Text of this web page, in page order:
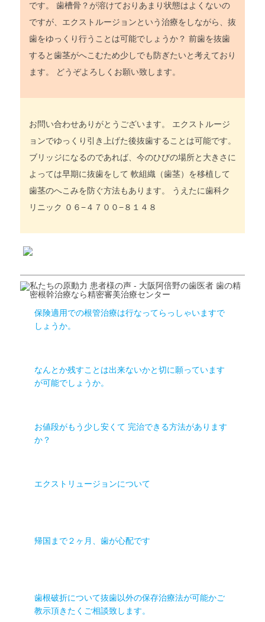
です。 歯槽骨？が溶けておりあまり状態はよくないの
ですが、エクストルージョンという治療をしながら、抜
歯をゆっくり行うことは可能でしょうか？ 前歯を抜歯
すると歯茎がへこむため少しでも防ぎたいと考えており
ます。 どうぞよろしくお願い致します。
お問い合わせありがとうございます。 エクストルージ
ョンでゆっくり引き上げた後抜歯することは可能です。
ブリッジになるのであれば、今のひびの場所と大きさに
よっては早期に抜歯をして 軟組織（歯茎）を移植して
歯茎のへこみを防ぐ方法もあります。 うえたに歯科ク
リニック ０６−４７００−８１４８
保険適用での根管治療は行なってらっしゃいますで
しょうか。
なんとか残すことは出来ないかと切に願っています
が可能でしょうか。
お値段がもう少し安くて 完治できる方法があります
か？
エクストリュージョンについて
帰国まで２ヶ月、歯が心配です
歯根破折について抜歯以外の保存治療法が可能かご
教示頂きたくご相談致します。